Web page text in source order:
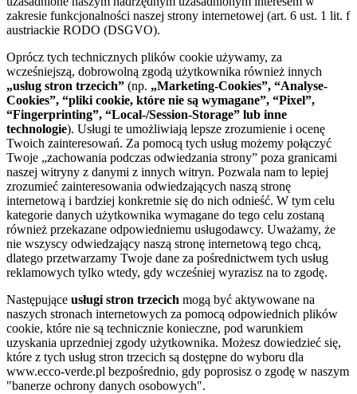
zakresie funkcjonalności naszej strony internetowej (art. 6 ust. 1 lit. f
austriackie RODO (DSGVO).
Oprócz tych technicznych plików cookie używamy, za
wcześniejszą, dobrowolną zgodą użytkownika również innych
„usług stron trzecich” (np. „Marketing-Cookies”, “Analyse-
Cookies”, “pliki cookie, które nie są wymagane”, “Pixel”,
“Fingerprinting”, “Local-/Session-Storage” lub inne
technologie). Usługi te umożliwiają lepsze zrozumienie i ocenę
Twoich zainteresowań. Za pomocą tych usług możemy połączyć
Twoje „zachowania podczas odwiedzania strony” poza granicami
naszej witryny z danymi z innych witryn. Pozwala nam to lepiej
zrozumieć zainteresowania odwiedzających naszą stronę
internetową i bardziej konkretnie się do nich odnieść. W tym celu
kategorie danych użytkownika wymagane do tego celu zostaną
również przekazane odpowiedniemu usługodawcy. Uważamy, że
nie wszyscy odwiedzający naszą stronę internetową tego chcą,
dlatego przetwarzamy Twoje dane za pośrednictwem tych usług
reklamowych tylko wtedy, gdy wcześniej wyrazisz na to zgodę.
Następujące usługi stron trzecich mogą być aktywowane na
naszych stronach internetowych za pomocą odpowiednich plików
cookie, które nie są technicznie konieczne, pod warunkiem
uzyskania uprzedniej zgody użytkownika. Możesz dowiedzieć się,
które z tych usług stron trzecich są dostępne do wyboru dla
www.ecco-verde.pl bezpośrednio, gdy poprosisz o zgodę w naszym
"banerze ochrony danych osobowych".